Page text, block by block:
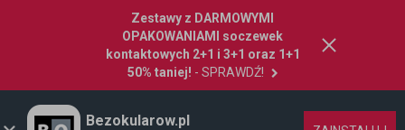
Zestawy z DARMOWYMI
OPAKOWANIAMI soczewek
kontaktowych 2+1 i 3+1 oraz 1+1
50% taniej! - SPRAWDŹ!
Bezokularow.pl